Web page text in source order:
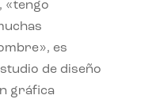
«tengo
es
de diseño
gráfica